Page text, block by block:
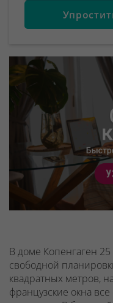
В доме Копенгаген
свободной
квадратных метров,
французские окна